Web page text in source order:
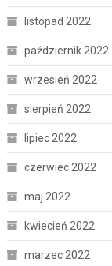
listopad 2022
październik 2022
wrzesień 2022
sierpień 2022
lipiec 2022
czerwiec 2022
maj 2022
kwiecień 2022
marzec 2022